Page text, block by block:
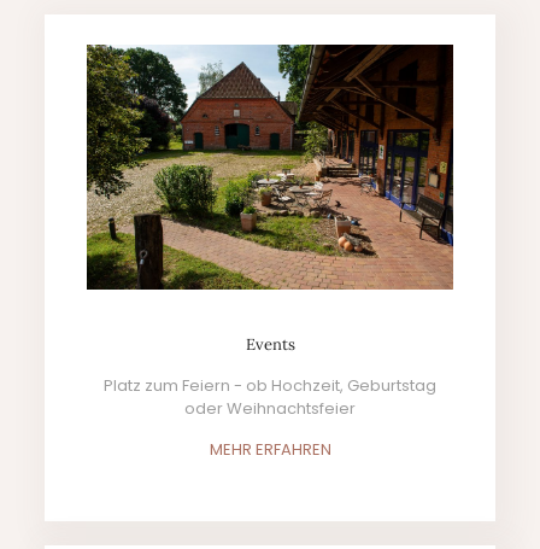
Events
Platz zum Feiern - ob Hochzeit, Geburtstag
oder Weihnachtsfeier
MEHR ERFAHREN